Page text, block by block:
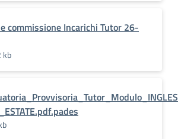
commissione Incarichi Tutor 26-
kb